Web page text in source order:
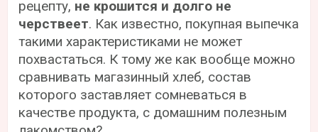
рецепту, не крошится и долго не
черствеет. Как известно, покупная выпечка
такими характеристиками не может
похвастаться. К тому же как вообще можно
сравнивать магазинный хлеб, состав
которого заставляет сомневаться в
качестве продукта, с домашним полезным